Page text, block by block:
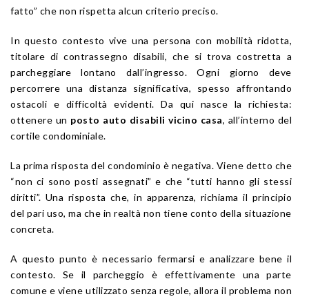
fatto” che non rispetta alcun criterio preciso.
In questo contesto vive una persona con mobilità ridotta,
titolare di contrassegno disabili, che si trova costretta a
parcheggiare lontano dall’ingresso. Ogni giorno deve
percorrere una distanza significativa, spesso affrontando
ostacoli e difficoltà evidenti. Da qui nasce la richiesta:
ottenere un posto auto disabili vicino casa, all’interno del
cortile condominiale.
La prima risposta del condominio è negativa. Viene detto che
“non ci sono posti assegnati” e che “tutti hanno gli stessi
diritti”. Una risposta che, in apparenza, richiama il principio
del pari uso, ma che in realtà non tiene conto della situazione
concreta.
A questo punto è necessario fermarsi e analizzare bene il
contesto. Se il parcheggio è effettivamente una parte
comune e viene utilizzato senza regole, allora il problema non